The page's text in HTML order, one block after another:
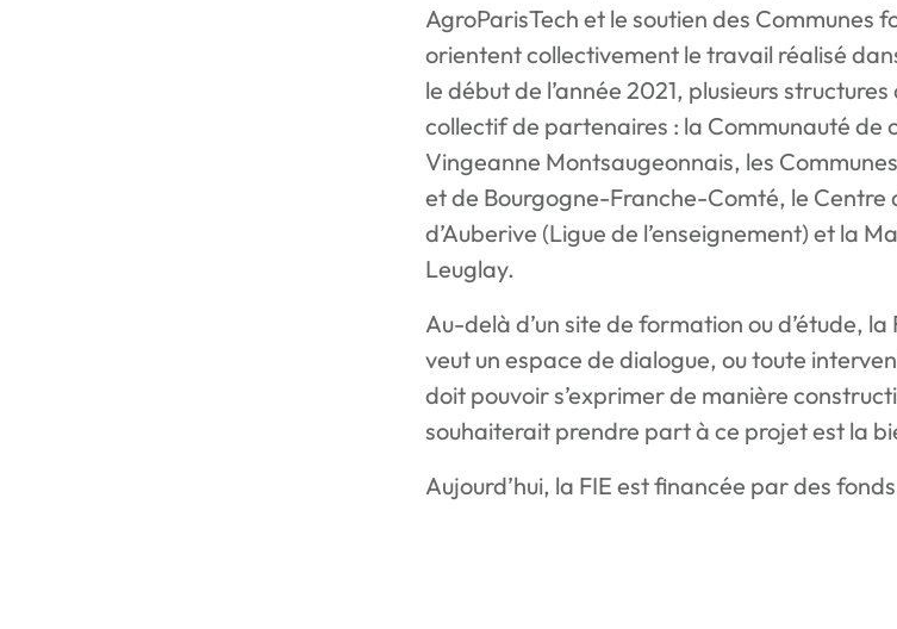
AgroParisTech et le soutien des Communes
orientent collectivement le travail réalisé
le début de l’année 2021, plusieurs
collectif de partenaires : la Communauté de
Vingeanne Montsaugeonnais, les
et de Bourgogne-Franche-Comté, le Centre
d’Auberive (Ligue de l’enseignement) et la
Leuglay.
Au-delà d’un site de formation ou d’étude,
veut un espace de dialogue, ou toute
doit pouvoir s’exprimer de manière
souhaiterait prendre part à ce projet est la
Aujourd’hui, la FIE est financée par des